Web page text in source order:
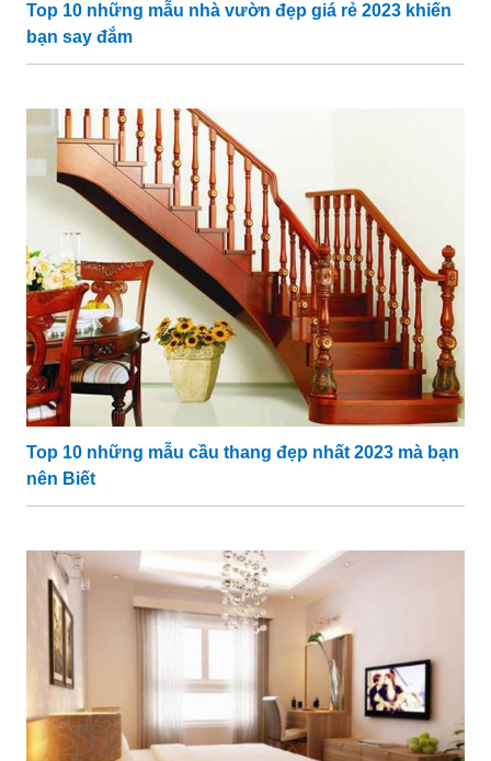
Top 10 những mẫu nhà vườn đẹp giá rẻ 2023 khiến
bạn say đắm
Top 10 những mẫu cầu thang đẹp nhất 2023 mà bạn
nên Biết